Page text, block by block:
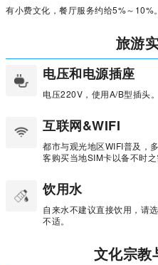
有小费文化，餐厅服务约给5%～10%。
旅游
电压和电源插座
电压220V，使用A/B型插头。
互联网&WIFI
都市与观光地区WIFI普及，
客购买当地SIM卡以备不时之
饮用水
自来水不建议直接饮用，请
不适。
文化宗教